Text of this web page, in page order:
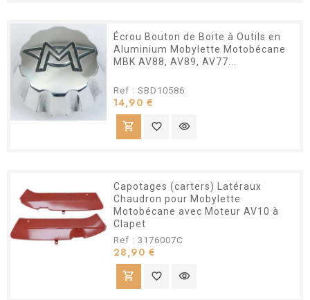
Écrou Bouton de Boite à Outils en
Aluminium Mobylette Motobécane
MBK AV88, AV89, AV77...
Ref : SBD10586
14,90 €
shopping_cart favorite_border visibility
Capotages (carters) Latéraux
Chaudron pour Mobylette
Motobécane avec Moteur AV10 à
Clapet
Ref : 3176007C
28,90 €
shopping_cart favorite_border visibility